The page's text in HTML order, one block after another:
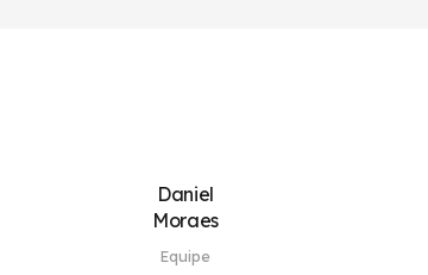
Daniel
Moraes
Equipe